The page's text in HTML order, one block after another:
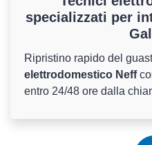
specializzati per
Ripristino rapido del
elettrodomestico Neff
entro 24/48 ore dalla